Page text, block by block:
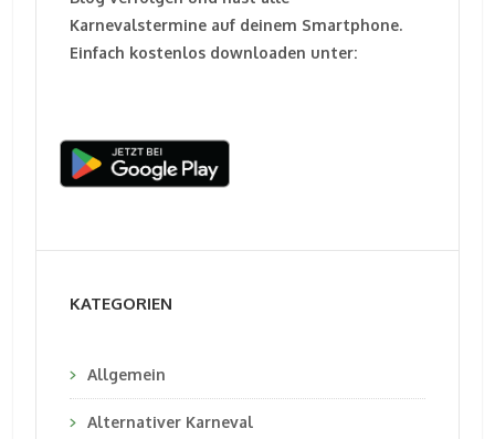
Karnevalstermine auf deinem Smartphone.
Einfach kostenlos downloaden unter:
KATEGORIEN
Allgemein
Alternativer Karneval